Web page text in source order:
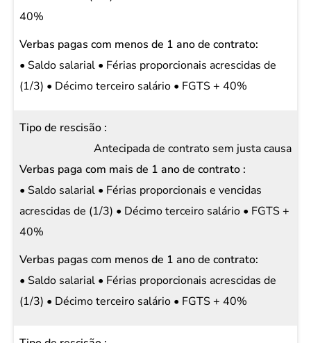
40%
• Saldo salarial • Férias proporcionais acrescidas de
(1/3) • Décimo terceiro salário • FGTS + 40%
Antecipada de contrato sem justa causa
• Saldo salarial • Férias proporcionais e vencidas
acrescidas de (1/3) • Décimo terceiro salário • FGTS +
40%
• Saldo salarial • Férias proporcionais acrescidas de
(1/3) • Décimo terceiro salário • FGTS + 40%